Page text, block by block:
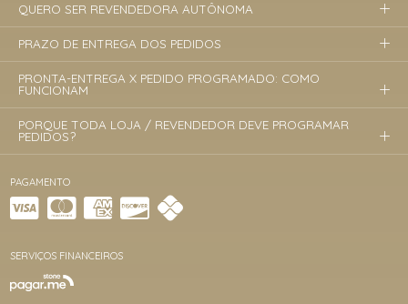
PAGAMENTO
SERVIÇOS FINANCEIROS
QUERO SER REVENDEDORA AUTÔNOMA
PRAZO DE ENTREGA DOS PEDIDOS
PRONTA-ENTREGA X PEDIDO PROGRAMADO: COMO
FUNCIONAM
PORQUE TODA LOJA / REVENDEDOR DEVE PROGRAMAR
PEDIDOS?